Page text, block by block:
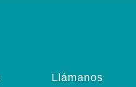
Llámanos